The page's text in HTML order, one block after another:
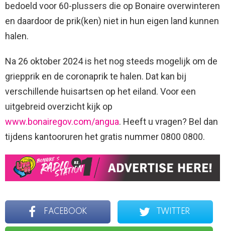
bedoeld voor 60-plussers die op Bonaire overwinteren
en daardoor de prik(ken) niet in hun eigen land kunnen
halen.
Na 26 oktober 2024 is het nog steeds mogelijk om de
griepprik en de coronaprik te halen. Dat kan bij
verschillende huisartsen op het eiland. Voor een
uitgebreid overzicht kijk op
www.bonairegov.com/angua. Heeft u vragen? Bel dan
tijdens kantooruren het gratis nummer 0800 0800.
FACEBOOK TWITTER